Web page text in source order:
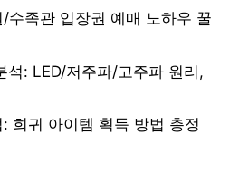
수족관 입장권 예매 노하우 꿀
석: LED/저주파/고주파 원리,
희귀 아이템 획득 방법 총정